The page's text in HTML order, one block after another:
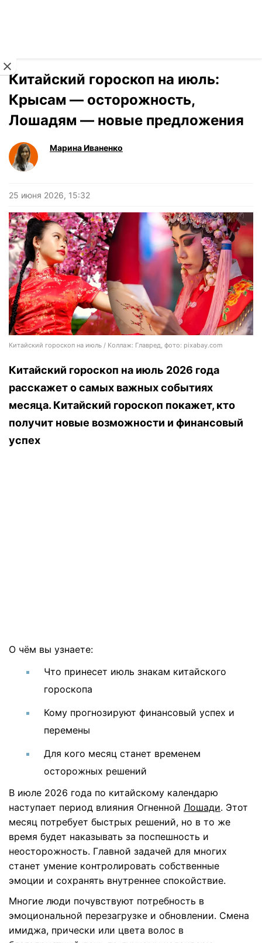
Китайский гороскоп на июль:
Крысам — осторожность,
Лошадям — новые предложения
Марина Иваненко
25 июня 2026, 15:32
Китайский гороскоп на июль / Коллаж: Главред, фото: pixabay.com
Китайский гороскоп на июль 2026 года
расскажет о самых важных событиях
месяца. Китайский гороскоп покажет, кто
получит новые возможности и финансовый
успех
О чём вы узнаете:
Что принесет июль знакам китайского
гороскопа
Кому прогнозируют финансовый успех и
перемены
Для кого месяц станет временем
осторожных решений
В июле 2026 года по китайскому календарю
наступает период влияния Огненной Лошади. Этот
месяц потребует быстрых решений, но в то же
время будет наказывать за поспешность и
неосторожность. Главной задачей для многих
станет умение контролировать собственные
эмоции и сохранять внутреннее спокойствие.
Многие люди почувствуют потребность в
эмоциональной перезагрузке и обновлении. Смена
имиджа, прически или цвета волос в